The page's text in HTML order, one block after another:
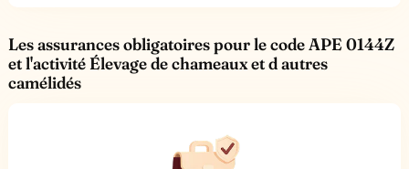
Les assurances obligatoires pour le code APE 0144Z
et l'activité Élevage de chameaux et d autres
camélidés